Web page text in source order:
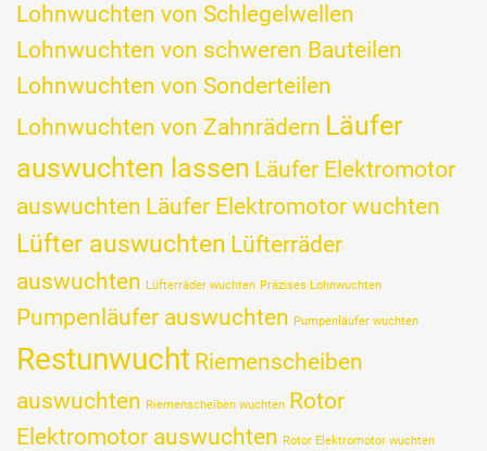
Lohnwuchten von Schlegelwellen
Lohnwuchten von schweren Bauteilen
Lohnwuchten von Sonderteilen
Lohnwuchten von Zahnrädern Läufer
auswuchten lassen Läufer Elektromotor
auswuchten Läufer Elektromotor wuchten
Lüfter auswuchten Lüfterräder
auswuchten Lüfterräder wuchten Präzises Lohnwuchten
Pumpenläufer auswuchten Pumpenläufer wuchten
Restunwucht Riemenscheiben
auswuchten Riemenscheiben wuchten Rotor
Elektromotor auswuchten Rotor Elektromotor wuchten